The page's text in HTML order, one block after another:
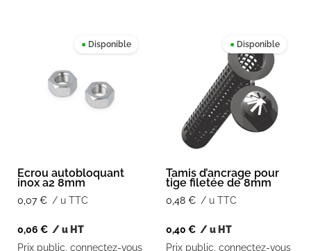
● Disponible
Ecrou autobloquant
inox a2 8mm
0,07€ / u TTC
0,06 € / u HT
Prix public, connectez-vous
● Disponible
Tamis d’ancrage pour
tige filetée de 8mm
0,48 € / u TTC
0,40 € / u HT
Prix public, connectez-vous